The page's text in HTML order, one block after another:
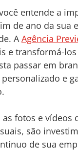
entende a
de ano da sua
A Agência
e transformá-
passar em
e
as fotos e vídeos
são
de sua